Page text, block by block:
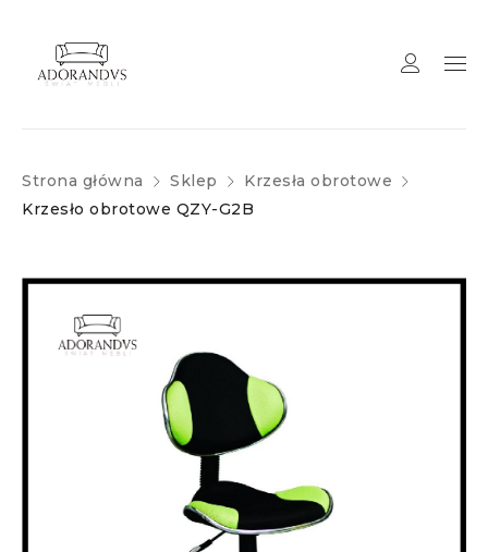
Strona główna Sklep
Krzesła obrotowe
Krzesło obrotowe QZY-G2B